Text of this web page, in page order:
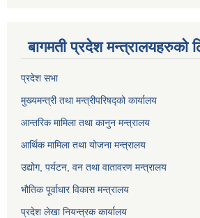
बागमती प्रदेश मन्त्रालयहरुको
प्रदेश सभा
मुख्यमन्त्री तथा मन्त्रीपरिषद्को कार्यालय
आन्तरिक मामिला तथा कानुन मन्त्रालय
आर्थिक मामिला तथा योजना मन्त्रालय
उद्योग, पर्यटन, वन तथा वातावरण मन्त्रालय
भौतिक पूर्वाधार विकास मन्त्रालय
प्रदेश लेखा नियन्त्रक कार्यालय